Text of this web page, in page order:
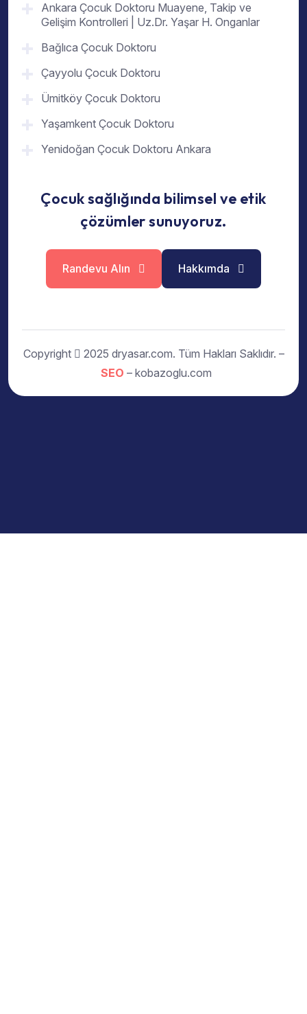
Ankara Çocuk Doktoru Muayene, Takip ve
Gelişim Kontrolleri | Uz.Dr. Yaşar H. Onganlar
Bağlıca Çocuk Doktoru
Çayyolu Çocuk Doktoru
Ümitköy Çocuk Doktoru
Yaşamkent Çocuk Doktoru
Yenidoğan Çocuk Doktoru Ankara
Çocuk sağlığında bilimsel ve etik
çözümler sunuyoruz.
Randevu Alın Hakkımda
Copyright
2025 dryasar.com. Tüm Hakları Saklıdır. –
SEO – kobazoglu.com